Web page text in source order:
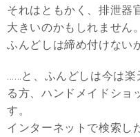
それはともかく、排泄器
大きいのかもしれません。
ふんどしは締め付けない
……と、ふんどしは今は楽
る方、ハンドメイドショ
す。
インターネットで検索し